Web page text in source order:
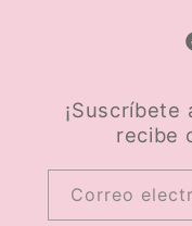
recibe
Correo